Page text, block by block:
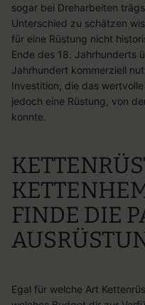
sogar bei Dreharbeiten
Unterschied zu schätzen
für eine Rüstung nicht
Ende des 18. Jahrhunderts
Jahrhundert kommerziell
Investition, die das
jedoch eine Rüstung, von
konnte.
FINDE DIE
Egal für welche Art